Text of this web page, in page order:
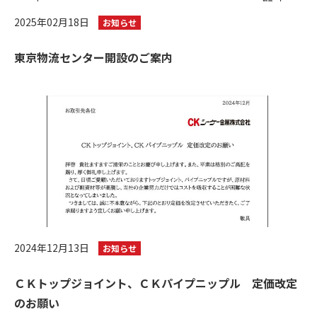
2025年02月18日 お知らせ
東京物流センター開設のご案内
2024年12月13日 お知らせ
ＣＫトップジョイント、ＣＫパイプニップル 定価改定
のお願い